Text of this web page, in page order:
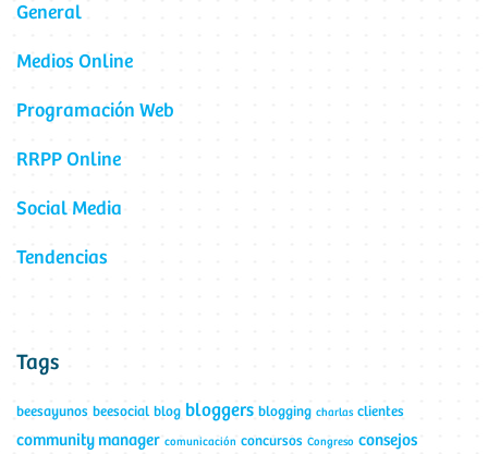
General
Medios Online
Programación Web
RRPP Online
Social Media
Tendencias
Tags
beesayunos beesocial blog bloggers blogging charlas clientes
community manager comunicación concursos Congreso consejos